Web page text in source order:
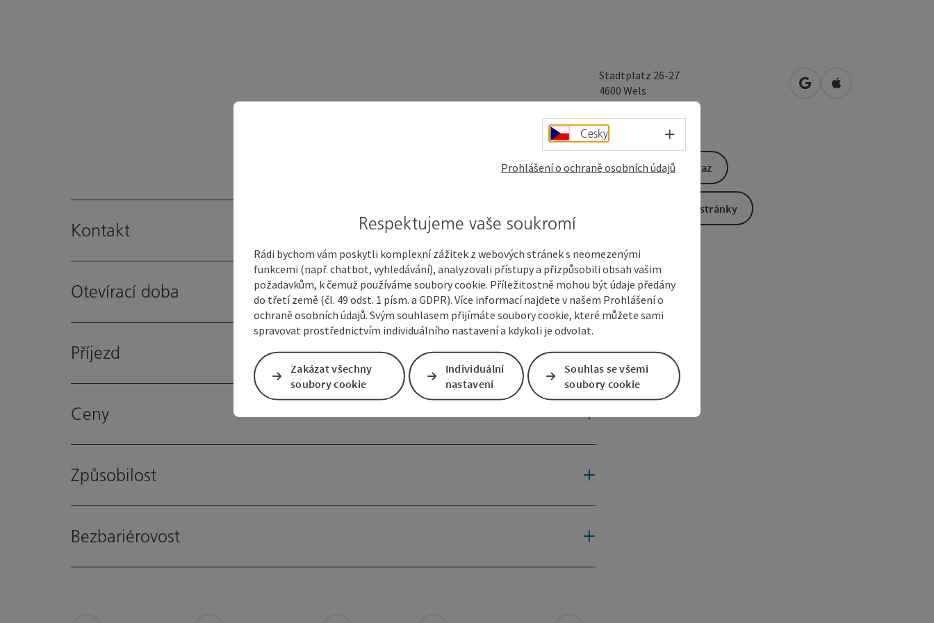
Stadtplatz 26-27
4600 Wels Otevřít v Mapách Google
Otevřít v Mapách
Kontakt
Otevírací doba
Příjezd
Ceny
Způsobilost
Bezbariérovost
Odeslat dotaz
Na webové stránky
Cesky Volba jazyka - Otevřít menu
Prohlášení o ochraně osobních údajů
Respektujeme vaše soukromí
Rádi bychom vám poskytli komplexní zážitek z webových stránek s neomezenými
funkcemi (např. chatbot, vyhledávání), analyzovali přístupy a přizpůsobili obsah vašim
požadavkům, k čemuž používáme soubory cookie. Příležitostně mohou být údaje předány
do třetí země (čl. 49 odst. 1 písm. a GDPR). Více informací najdete v našem Prohlášení o
ochraně osobních údajů. Svým souhlasem přijímáte soubory cookie, které můžete sami
spravovat prostřednictvím individuálního nastavení a kdykoli je odvolat.
Zakázat všechny
soubory cookie
Individuální
nastavení
Souhlas se všemi
soubory cookie